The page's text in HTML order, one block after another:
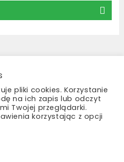
Madame Bouquet
pliki cookies. Korzystanie
na ich zapis lub odczyt
Twojej przeglądarki.
korzystając z opcji